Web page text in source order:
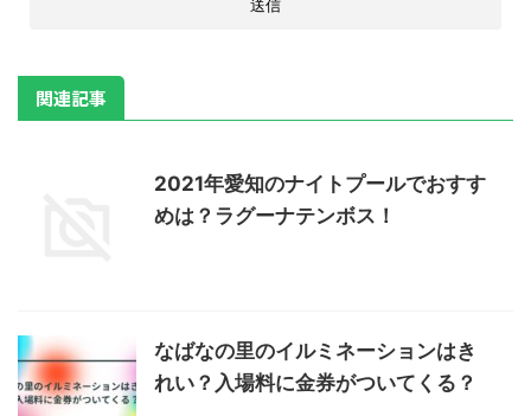
関連記事
2021年愛知のナイトプールでおすす
めは？ラグーナテンボス！
なばなの里のイルミネーションはき
れい？入場料に金券がついてくる？